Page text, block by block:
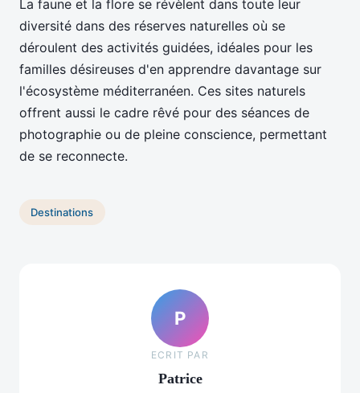
La faune et la flore se révèlent dans toute leur
diversité dans des réserves naturelles où se
déroulent des activités guidées, idéales pour les
familles désireuses d'en apprendre davantage sur
l'écosystème méditerranéen. Ces sites naturels
offrent aussi le cadre rêvé pour des séances de
photographie ou de pleine conscience, permettant
de se reconnecte.
Destinations
P
ECRIT PAR
Patrice